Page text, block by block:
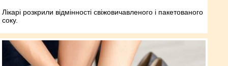
Лікарі розкрили відмінності свіжовичавленого і пакетованого
соку.